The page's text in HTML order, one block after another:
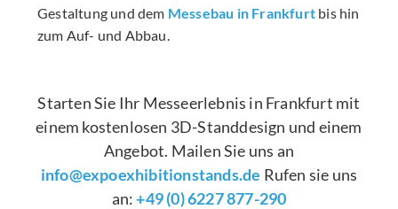
Gestaltung und dem Messebau in Frankfurt bis hin
zum Auf- und Abbau.
Starten Sie Ihr Messeerlebnis in Frankfurt mit
einem kostenlosen 3D-Standdesign und einem
Angebot. Mailen Sie uns an
info@expoexhibitionstands.de Rufen sie uns
an:+49 (0) 6227 877-290